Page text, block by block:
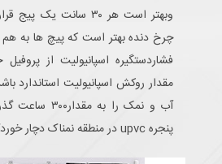
وبهتر است هر ۳۰ سانت
چرخ دنده بهتر است که پیچ ها به هم
فشاردستگیره اسپانیولیت از
مقدار روکش اسپانیولیت استاندارد
آب و نمک را به
پنجره upvc در منطقه نمناک دچار خوردگی نشود.